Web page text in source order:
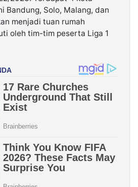
Bandung, Solo, Malang, dan
menjadi tuan rumah
oleh tim-tim peserta Liga 1